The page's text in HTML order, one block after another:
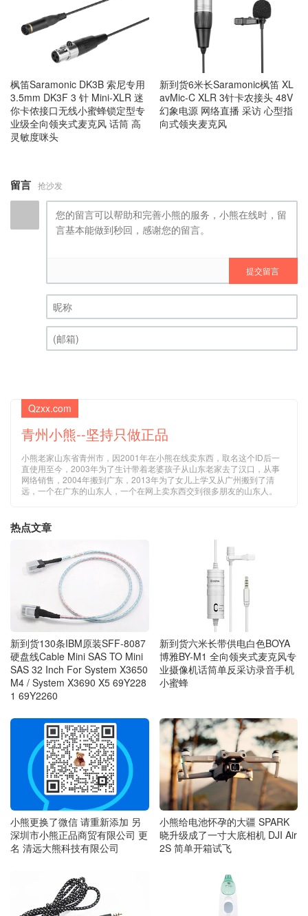
枫笛Saramonic DK3B 索尼专用
3.5mm DK3F 3 针 Mini-XLR 迷
你卡侬接口无线小蜜蜂锁定型专
业级全向领夹式麦克风 话筒 高
灵敏度咪头
新到货6米长Saramonic枫笛 XL
avMic-C XLR 3针卡农接头 48V
幻象电源 网络直播 采访 心型指
向式领夹麦克风
留言 抢沙发
提交留言
昵称 (必填)
Qzxx.com
青州小熊--坚持只做正品
小熊老家山东省青州市，因2001年在小熊在线卖东西，取名这个ID后一
直使用至今，2003年为了生计带着老婆孩子从山东老家去了汉口，从事
网络销售，2004年搬到广东，2013年为了女儿上学又从广州搬到了清
远，一个在广东的山东人，一个在网上卖东西交到很多朋友的山东人。
热点文章
新到货130条IBM原装SFF-8087
硬盘线Cable Mini SAS TO Mini
SAS 32 Inch For System X3650
M4 / System X3690 X5 69Y228
1 69Y2260
新到货六米长带供电白色BOYA
博雅BY-M1 全向领夹式麦克风专
业摄像机话筒单反采访录音手机
小蜜蜂
小熊更换了微信 请重新添加 另
深圳市小熊正品商贸有限公司 更
名 清远大熊科技有限公司
小熊给电池怀孕的大疆 SPARK
晓升级成了一寸大底相机 DJI Air
2S 简单开箱试飞